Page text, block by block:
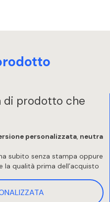
di prodotto che
personalizzata, neutra
subito senza stampa oppure
la qualità prima dell’acquisto